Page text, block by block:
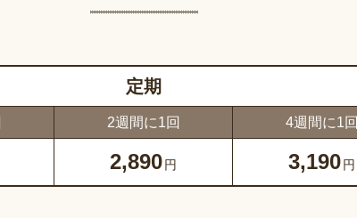
定期
2週間に1回 4週間に1回
2,890円 3,190円